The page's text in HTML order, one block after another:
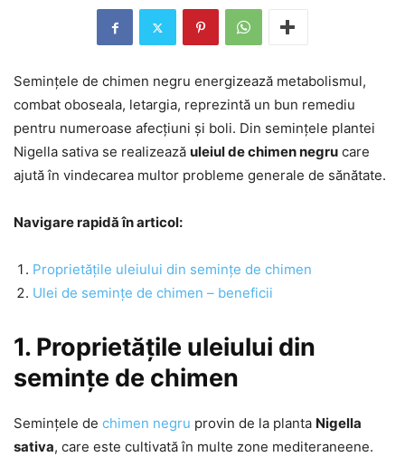
Semințele de chimen negru energizează metabolismul,
combat oboseala, letargia, reprezintă un bun remediu
pentru numeroase afecțiuni și boli. Din semințele plantei
Nigella sativa se realizează uleiul de chimen negru care
ajută în vindecarea multor probleme generale de sănătate.
Navigare rapidă în articol:
Proprietățile uleiului din semințe de chimen
Ulei de semințe de chimen – beneficii
1. Proprietățile uleiului din
semințe de chimen
Semințele de chimen negru provin de la planta Nigella
sativa, care este cultivată în multe zone mediteraneene.